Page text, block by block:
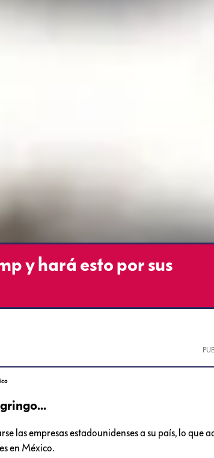
y hará esto por sus
las empresas estadounidenses a su país, lo que
en México.